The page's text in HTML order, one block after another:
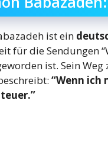
ist ein
für die Sendungen
ist. Sein
“Wenn